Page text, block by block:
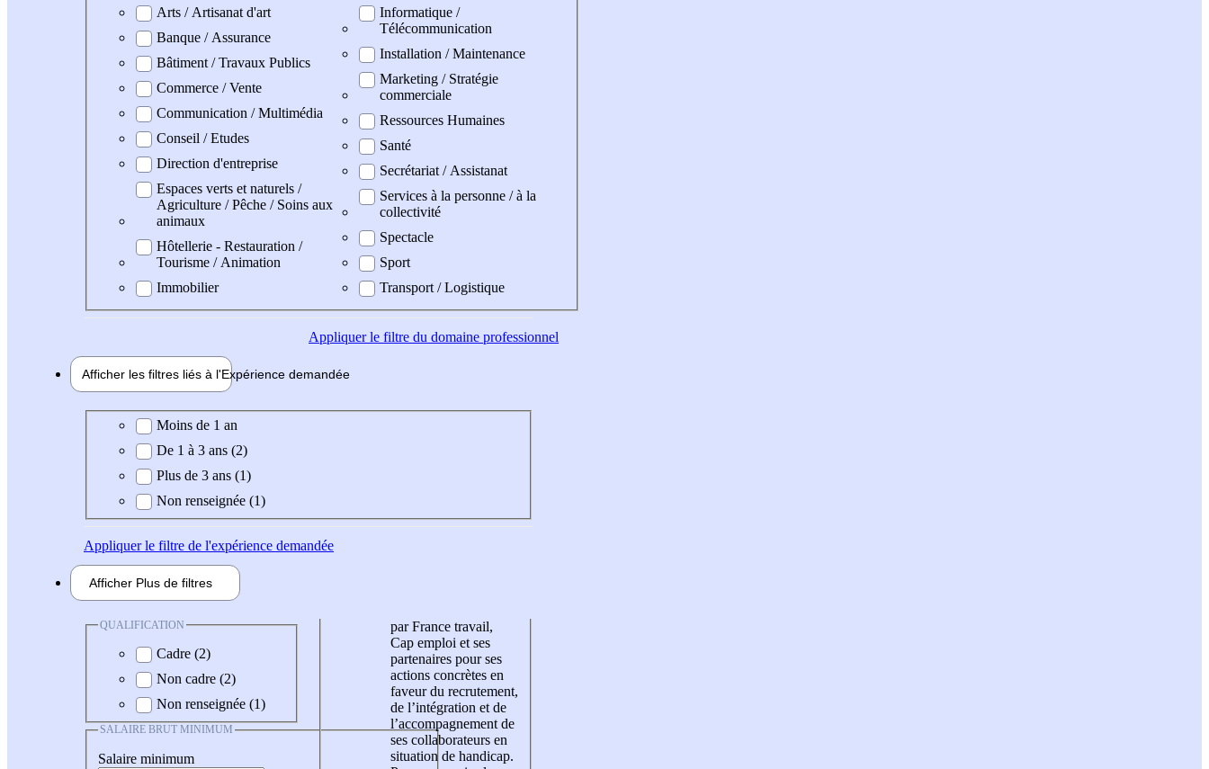
Arts / Artisanat d'art
Banque / Assurance
Bâtiment / Travaux Publics
Commerce / Vente
Communication / Multimédia
Conseil / Etudes
Direction d'entreprise
Espaces verts et naturels /
Agriculture / Pêche / Soins aux
animaux
Hôtellerie - Restauration /
Tourisme / Animation
Immobilier
Informatique /
Télécommunication
Installation / Maintenance
Marketing / Stratégie
commerciale
Ressources Humaines
Santé
Secrétariat / Assistanat
Services à la personne / à la
collectivité
Spectacle
Sport
Transport / Logistique
Appliquerle filtre du domaine professionnel
Afficher les filtres liés à l'Expérience demandée
Expérience demandée
Moins de 1 an
De 1 à 3 ans (2)
Plus de 3 ans (1)
Non renseignée (1)
Appliquerle filtre de l'expérience demandée
Afficher Plus de filtres
QUALIFICATION
Cadre (2)
Non cadre (2)
Non renseignée (1)
SALAIRE BRUT MINIMUM
Salaire minimum
par France travail,
Cap emploi et ses
partenaires pour ses
actions concrètes en
faveur du recrutement,
de l’intégration et de
l’accompagnement de
ses collaborateurs en
situation de handicap.